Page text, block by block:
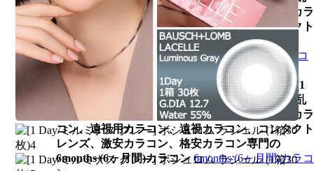
視用カラコン、激安乱視用カラコン、韓国乱視カラ
コン、遠視用カラコン、遠視カラコン、コンタクト
レンズ、激安カラコン、格安カラコン専門の
1Month (1ヶ月間)カラコン 1Month (1ヶ月間)カラコ
ン
[1 Day/ミルミナス グレー] ボシュロム ラシェル (1
箱30枚)、乱視用カラコン、乱視カラコン、格安乱
視用カラコン、激安乱視用カラコン、韓国乱視カラ
コン、遠視用カラコン、遠視カラコン、コンタクト
レンズ、激安カラコン、格安カラコン専門の
6months (6ヶ月間)カラコン 6months (6ヶ月間)カラコ